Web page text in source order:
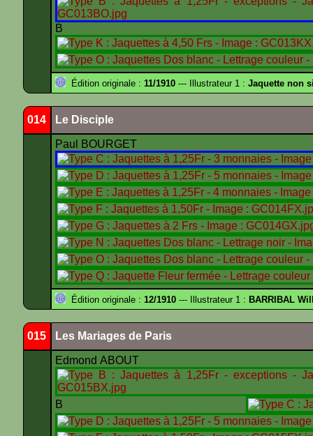
B
Édition originale : 11/1910 --- Illustrateur 1 : Jaquette non
014 Le Disciple
Paul BOURGET
Édition originale : 12/1910 --- Illustrateur 1 : BARRIBAL
015 Les Mariages de Paris
Edmond ABOUT
B